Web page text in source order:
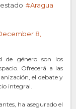
#Aragua
8,
de género son los
Ofrecerá a las
el debate y
integral.​
ha asegurado el